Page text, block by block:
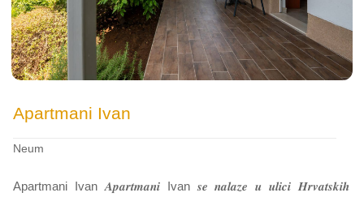
Apartmani Ivan
Neum
Apartmani Ivan 𝑨𝒑𝒂𝒓𝒕𝒎𝒂𝒏𝒊 Ivan 𝒔𝒆 𝒏𝒂𝒍𝒂𝒛𝒆 𝒖 𝒖𝒍𝒊𝒄𝒊 𝑯𝒓𝒗𝒂𝒕𝒔𝒌𝒊𝒉